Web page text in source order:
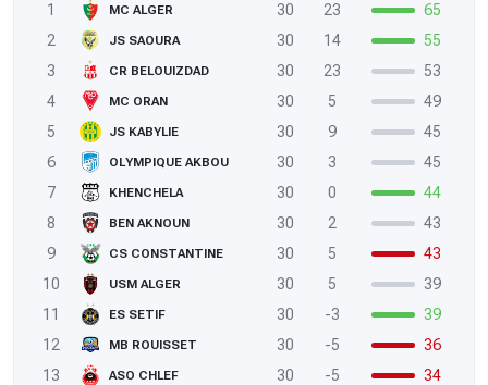
1 MC ALGER 30 23
65
2
JS SAOURA 30 14
55
3
CR BELOUIZDAD 30 23
53
4
MC ORAN 30 5
49
5
JS KABYLIE 30 9
45
6
OLYMPIQUE AKBOU 30 3
45
7
KHENCHELA 30 0
44
8
BEN AKNOUN 30 2
43
9
CS CONSTANTINE 30 5
43
10
USM ALGER 30 5
39
11
ES SETIF 30 -3
39
12
MB ROUISSET 30 -5
36
13
ASO CHLEF 30 -5
34